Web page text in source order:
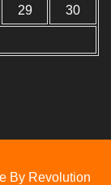
29 30
By Revolution